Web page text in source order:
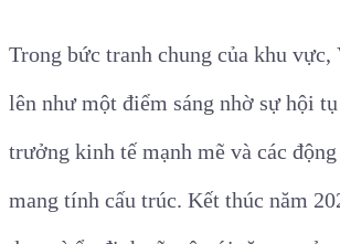
Trong bức tranh chung của khu vực,
lên như một điểm sáng nhờ sự hội
trưởng kinh tế mạnh mẽ và các
mang tính cấu trúc. Kết thúc năm